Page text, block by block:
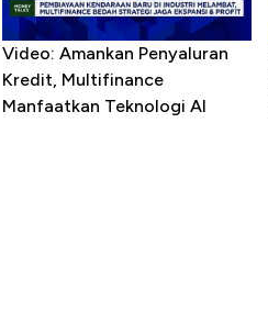
Video: Amankan Penyaluran
Kredit, Multifinance
Manfaatkan Teknologi AI